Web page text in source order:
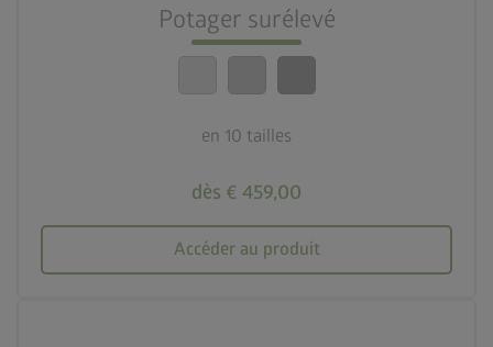
Potager surélevé
en 10 tailles
dès € 459,00
Accéder au produit
calendar_month
20 ans de garantie